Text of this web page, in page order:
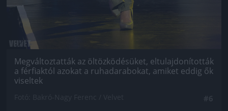
Megváltoztatták az öltözködésüket, eltulajdonították
a férfiaktól azokat a ruhadarabokat, amiket eddig ők
viseltek